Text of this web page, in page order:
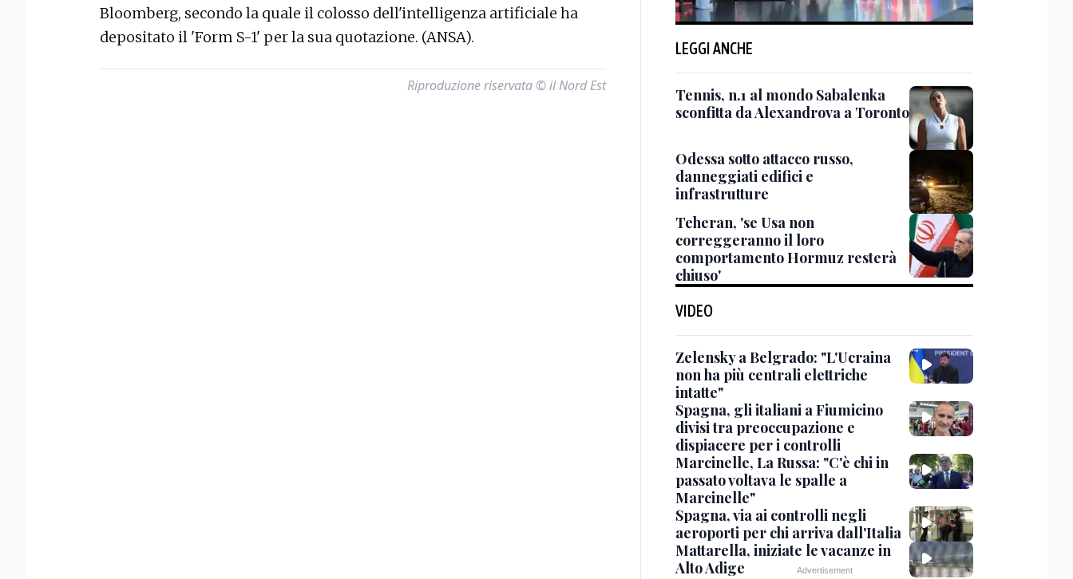
Bloomberg, secondo la quale il colosso dell'intelligenza artificiale ha
depositato il 'Form S-1' per la sua quotazione. (ANSA).
Riproduzione riservata © il Nord Est
LEGGI ANCHE
Tennis, n.1 al mondo Sabalenka
sconfitta da Alexandrova a Toronto
Odessa sotto attacco russo,
danneggiati edifici e
infrastrutture
Teheran, 'se Usa non
correggeranno il loro
comportamento Hormuz resterà
chiuso'
VIDEO
Zelensky a Belgrado: "L'Ucraina
non ha più centrali elettriche
intatte"
Spagna, gli italiani a Fiumicino
divisi tra preoccupazione e
dispiacere per i controlli
Marcinelle, La Russa: "C'è chi in
passato voltava le spalle a
Marcinelle"
Spagna, via ai controlli negli
aeroporti per chi arriva dall'Italia
Mattarella, iniziate le vacanze in
Alto Adige